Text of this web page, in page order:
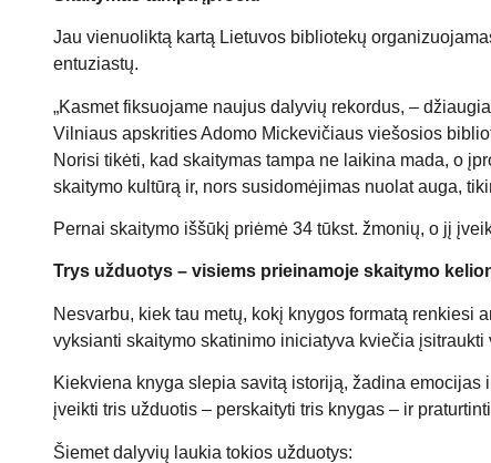
Jau vienuoliktą kartą Lietuvos bibliotekų
entuziastų.
„Kasmet fiksuojame naujus dalyvių rekordus, –
Vilniaus apskrities Adomo Mickevičiaus viešosios
Norisi tikėti, kad skaitymas tampa ne laikina mada, o
skaitymo kultūrą ir, nors susidomėjimas nuolat auga,
Pernai skaitymo iššūkį priėmė 34 tūkst. žmonių, o jį
Trys užduotys – visiems prieinamoje skaitymo
Nesvarbu, kiek tau metų, kokį knygos formatą renkiesi
vyksianti skaitymo skatinimo iniciatyva kviečia įsitraukti
Kiekviena knyga slepia savitą istoriją, žadina
įveikti tris užduotis – perskaityti tris knygas – ir
Šiemet dalyvių laukia tokios užduotys: